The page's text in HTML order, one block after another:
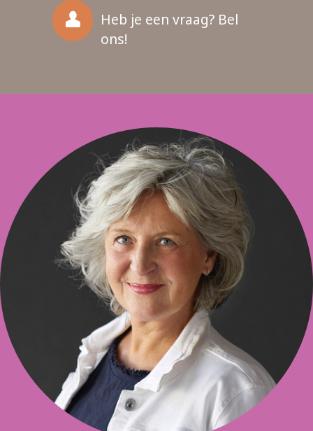
Heb je een vraag? Bel
ons!